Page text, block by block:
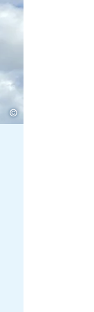
©